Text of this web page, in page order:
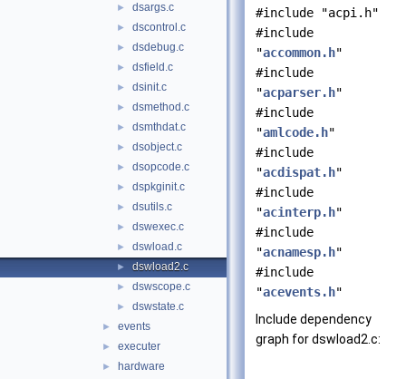
► dsargs.c
► dscontrol.c
► dsdebug.c
► dsfield.c
► dsinit.c
► dsmethod.c
► dsmthdat.c
► dsobject.c
► dsopcode.c
► dspkginit.c
► dsutils.c
► dswexec.c
► dswload.c
► dswload2.c
► dswscope.c
► dswstate.c
► events
► executer
► hardware
#include "acpi.h"
#include
"accommon.h"
#include
"acparser.h"
#include
"amlcode.h"
#include
"acdispat.h"
#include
"acinterp.h"
#include
"acnamesp.h"
#include
"acevents.h"
Include dependency
graph for dswload2.c: